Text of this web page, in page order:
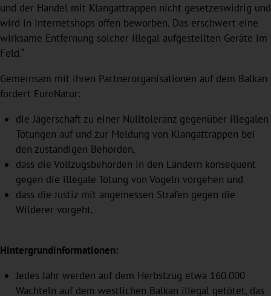
und der Handel mit Klangattrappen nicht gesetzeswidrig und
wird in Internetshops offen beworben. Das erschwert eine
wirksame Entfernung solcher illegal aufgestellten Geräte im
Feld.“
Gemeinsam mit ihren Partnerorganisationen auf dem Balkan
fordert EuroNatur:
die Jägerschaft zu einer Nulltoleranz gegenüber illegalen
Tötungen auf und zur Meldung von Klangattrappen bei
den zuständigen Behörden,
dass die Vollzugsbehörden in den Ländern konsequent
gegen die illegale Tötung von Vögeln vorgehen und
dass die Justiz mit angemessen Strafen gegen die
Wilderer vorgeht.
Hintergrundinformationen:
Jedes Jahr werden auf dem Herbstzug etwa 160.000
Wachteln auf dem westlichen Balkan illegal getötet, das